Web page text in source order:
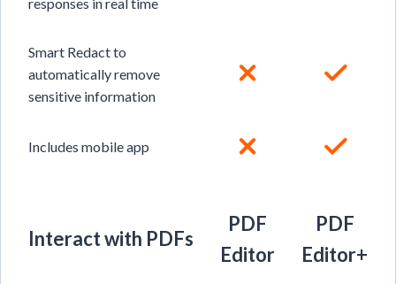
responses in real time
Smart Redact to
automatically remove
sensitive information
Includes mobile app
Interact with PDFs
PDF
Editor
PDF
Editor+